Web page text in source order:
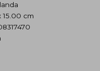
15.00 cm